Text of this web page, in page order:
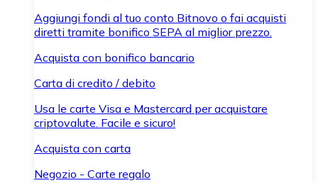
Aggiungi fondi al tuo conto Bitnovo o fai acquisti
diretti tramite bonifico SEPA al miglior prezzo.
Acquista con bonifico bancario
Carta di credito / debito
Usa le carte Visa e Mastercard per acquistare
criptovalute. Facile e sicuro!
Acquista con carta
Negozio - Carte regalo